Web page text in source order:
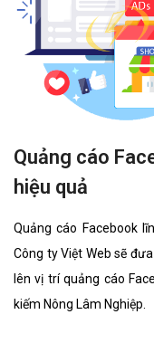
Quảng cáo
hiệu quả
Quảng cáo Facebook
Công ty Việt Web sẽ
lên vị trí quảng cáo
kiếm Nông Lâm Nghiệp.